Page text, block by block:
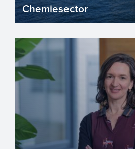
Chemiesector
De chemiesector staat de
voor een groot aantal
uitdagingen. Innovatie